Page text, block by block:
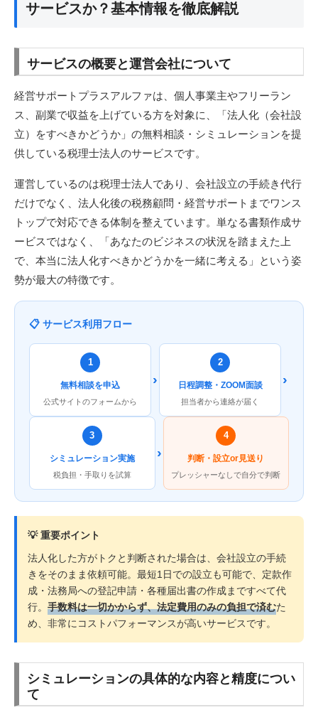
サービスか？基本情報を徹底解説
サービスの概要と運営会社について
経営サポートプラスアルファは、個人事業主やフリーラン
ス、副業で収益を上げている方を対象に、「法人化（会社設
立）をすべきかどうか」の無料相談・シミュレーションを提
供している税理士法人のサービスです。
運営しているのは税理士法人であり、会社設立の手続き代行
だけでなく、法人化後の税務顧問・経営サポートまでワンス
トップで対応できる体制を整えています。単なる書類作成サ
ービスではなく、「あなたのビジネスの状況を踏まえた上
で、本当に法人化すべきかどうかを一緒に考える」という姿
勢が最大の特徴です。
📋 サービス利用フロー
1
無料相談を申込
公式サイトのフォームから
›
2
日程調整・ZOOM面談
担当者から連絡が届く
›
3
シミュレーション実施
税負担・手取りを試算
›
4
判断・設立or見送り
プレッシャーなしで自分で判断
💡 重要ポイント
法人化した方がトクと判断された場合は、会社設立の手続
きをそのまま依頼可能。最短1日での設立も可能で、定款作
成・法務局への登記申請・各種届出書の作成まですべて代
行。 手数料は一切かからず、法定費用のみの負担で済むた
め、非常にコストパフォーマンスが高いサービスです。
シミュレーションの具体的な内容と精度につい
て